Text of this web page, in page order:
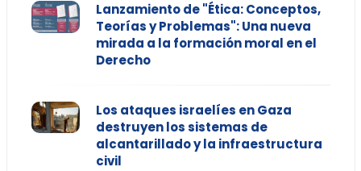
Lanzamiento de "Ética: Conceptos,
Teorías y Problemas": Una nueva
mirada a la formación moral en el
Derecho
Los ataques israelíes en Gaza
destruyen los sistemas de
alcantarillado y la infraestructura
civil